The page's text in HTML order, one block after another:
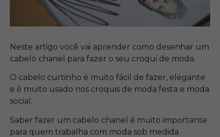
Neste artigo você vai aprender como desenhar um
cabelo chanel para fazer o seu croqui de moda.
O cabelo curtinho é muito fácil de fazer, elegante
e é muito usado nos croquis de moda festa e moda
social.
Saber fazer um cabelo chanel é muito importante
para quem trabalha com moda sob medida